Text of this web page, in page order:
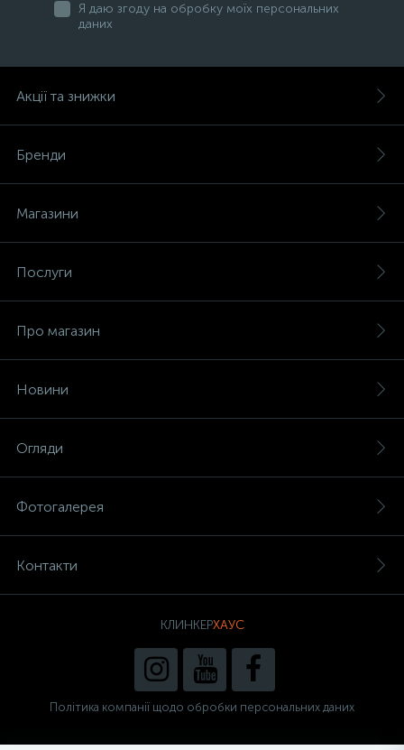
Я даю згоду на обробку моїх персональних
даних
Акції та знижки
Бренди
Магазини
Послуги
Про магазин
Новини
Огляди
Фотогалерея
Контакти
КЛИНКЕРХАУС
Політика компанії щодо обробки персональних даних